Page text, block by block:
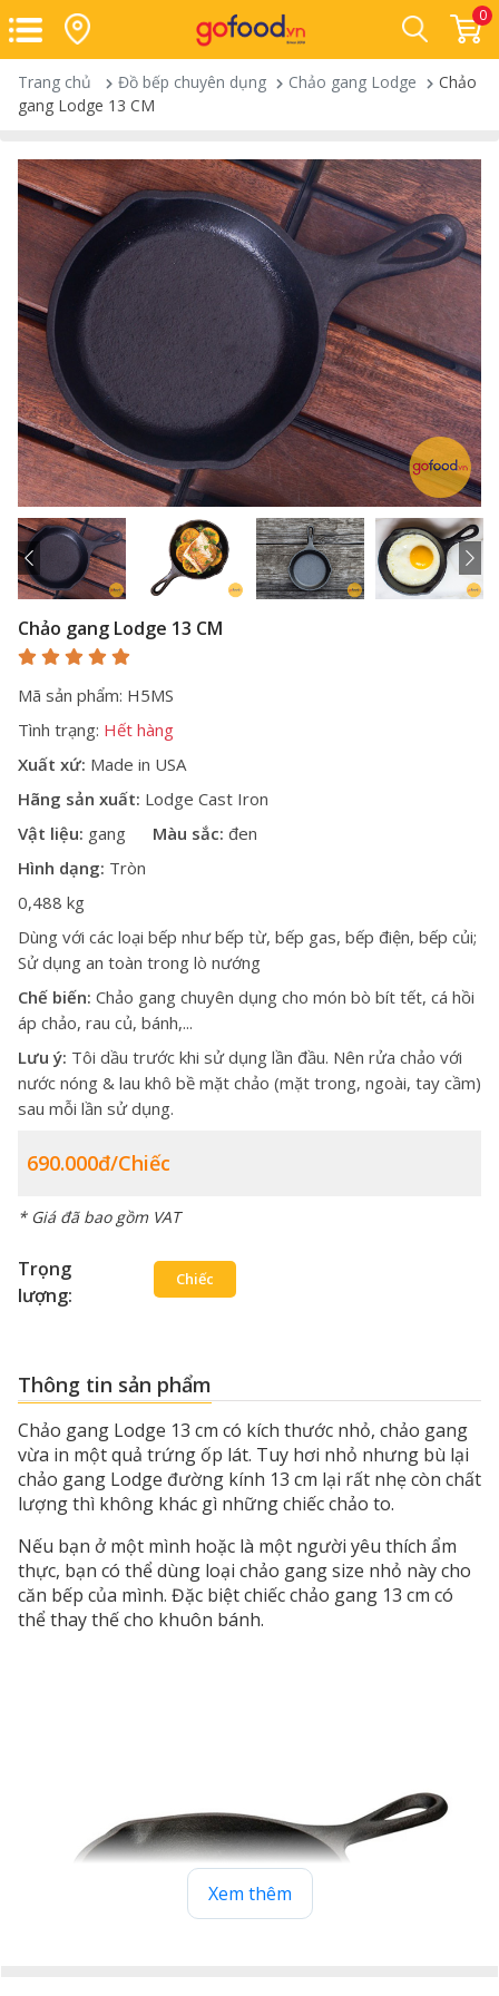
0
Trang chủ Đồ bếp chuyên dụng Chảo gang Lodge
Chảo
gang Lodge 13 CM
Chảo gang Lodge 13 CM
Mã sản phẩm: H5MS
Tình trạng: Hết hàng
Xuất xứ: Made in USA
Hãng sản xuất: Lodge Cast Iron
Vật liệu: gang Màu sắc: đen
Hình dạng: Tròn
0,488 kg
Dùng với các loại bếp như bếp từ, bếp gas, bếp điện, bếp củi;
Sử dụng an toàn trong lò nướng
Chế biến: Chảo gang chuyên dụng cho món bò bít tết, cá hồi
áp chảo, rau củ, bánh,...
Lưu ý: Tôi dầu trước khi sử dụng lần đầu. Nên rửa chảo với
nước nóng & lau khô bề mặt chảo (mặt trong, ngoài, tay cầm)
sau mỗi lần sử dụng.
690.000đ/chiếc
* Giá đã bao gồm VAT
Trọng
lượng:
Chiếc
Thông tin sản phẩm
Chảo gang Lodge 13 cm có kích thước nhỏ, chảo gang
vừa in một quả trứng ốp lát. Tuy hơi nhỏ nhưng bù lại
chảo gang Lodge đường kính 13 cm lại rất nhẹ còn chất
lượng thì không khác gì những chiếc chảo to.
Nếu bạn ở một mình hoặc là một người yêu thích ẩm
thực, bạn có thể dùng loại chảo gang size nhỏ này cho
căn bếp của mình. Đặc biệt chiếc chảo gang 13 cm có
thể thay thế cho khuôn bánh.
Xem thêm